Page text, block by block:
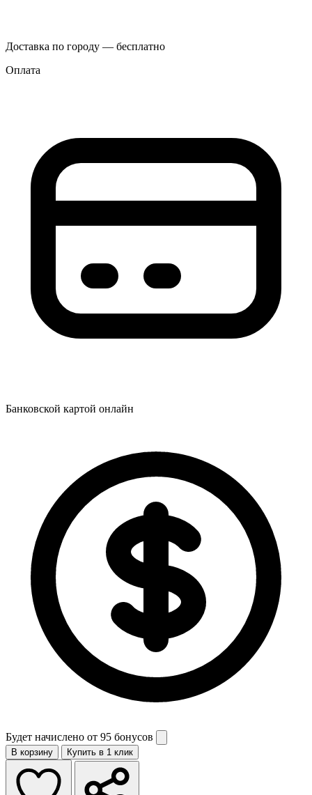
Доставка по городу — бесплатно
Оплата
Банковской картой онлайн
Будет начислено от 95 бонусов
В корзину Купить в 1 клик